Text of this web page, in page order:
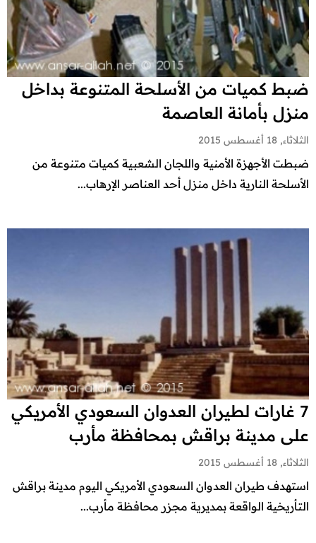
ضبط كميات من الأسلحة المتنوعة بداخل
منزل بأمانة العاصمة
الثلاثاء, 18 أغسطس 2015
ضبطت الأجهزة الأمنية واللجان الشعبية كميات متنوعة من
الأسلحة النارية داخل منزل أحد العناصر الإرهاب...
7 غارات لطيران العدوان السعودي الأمريكي
على مدينة براقش بمحافظة مأرب
الثلاثاء, 18 أغسطس 2015
استهدف طيران العدوان السعودي الأمريكي اليوم مدينة براقش
التأريخية الواقعة بمديرية مجزر محافظة مأرب...